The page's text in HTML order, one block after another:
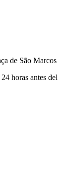
de São Marcos
horas antes del